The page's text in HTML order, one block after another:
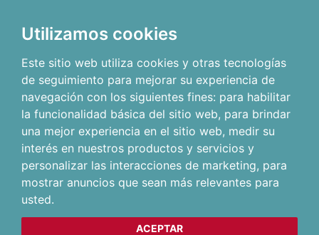
Utilizamos cookies
Este sitio web utiliza cookies y otras tecnologías
de seguimiento para mejorar su experiencia de
navegación con los siguientes fines: para habilitar
la funcionalidad básica del sitio web, para brindar
una mejor experiencia en el sitio web, medir su
interés en nuestros productos y servicios y
personalizar las interacciones de marketing, para
mostrar anuncios que sean más relevantes para
usted.
ACEPTAR